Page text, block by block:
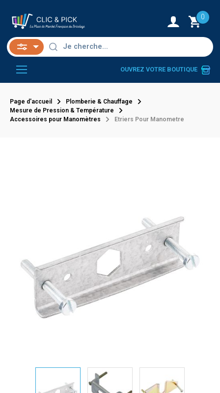
0
OUVREZ VOTRE BOUTIQUE
Page d'accueil
Plomberie & Chauffage
Mesure de Pression & Température
Accessoires pour Manomètres
Etriers Pour Manometre